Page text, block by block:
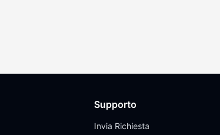
Supporto
Invia Richiesta